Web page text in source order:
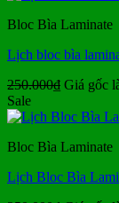
Bloc Bìa Laminate
Lịch bloc bìa
250.000₫ Giá gốc
Sale
Bloc Bìa Laminate
Lịch Bloc Bìa